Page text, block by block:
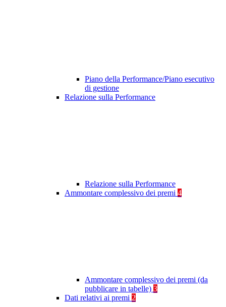
Piano della Performance/Piano esecutivo
di gestione
Relazione sulla Performance
Relazione sulla Performance
Ammontare complessivo dei premi 4
Ammontare complessivo dei premi (da
pubblicare in tabelle) 3
Dati relativi ai premi 2